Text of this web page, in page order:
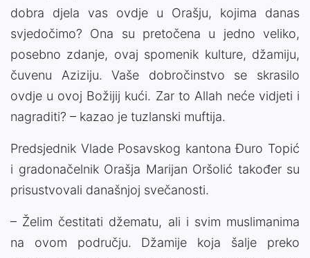
dobra djela vas ovdje u Orašju, kojima danas
svjedočimo? Ona su pretočena u jedno veliko,
posebno zdanje, ovaj spomenik kulture, džamiju,
čuvenu Aziziju. Vaše dobročinstvo se skrasilo
ovdje u ovoj Božijij kući. Zar to Allah neće vidjeti i
nagraditi? – kazao je tuzlanski muftija.
Predsjednik Vlade Posavskog kantona Đuro Topić
i gradonačelnik Orašja Marijan Oršolić također su
prisustvovali današnjoj svečanosti.
– Želim čestitati džematu, ali i svim muslimanima
na ovom području. Džamije koja šalje preko